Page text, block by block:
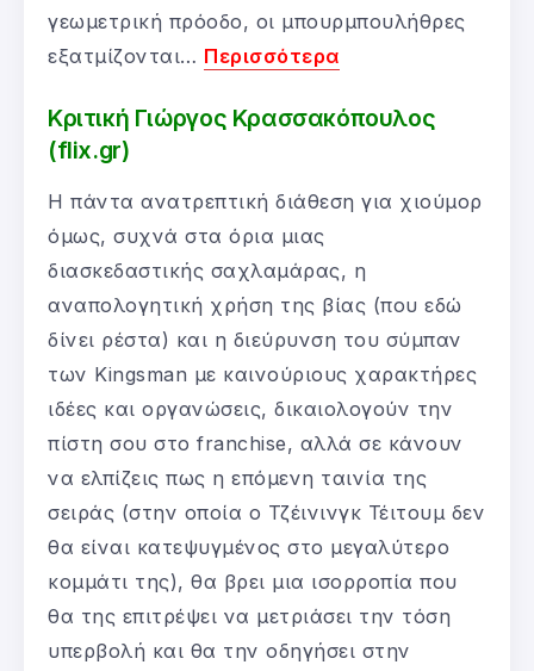
γεωμετρική πρόοδο, οι μπουρμπουλήθρες
εξατμίζονται… Περισσότερα
Κριτική Γιώργος Κρασσακόπουλος
(flix.gr)
Η πάντα ανατρεπτική διάθεση για χιούμορ
όμως, συχνά στα όρια μιας
διασκεδαστικής σαχλαμάρας, η
αναπολογητική χρήση της βίας (που εδώ
δίνει ρέστα) και η διεύρυνση του σύμπαν
των Kingsman με καινούριους χαρακτήρες
ιδέες και οργανώσεις, δικαιολογούν την
πίστη σου στο franchise, αλλά σε κάνουν
να ελπίζεις πως η επόμενη ταινία της
σειράς (στην οποία ο Τζέινινγκ Τέιτουμ δεν
θα είναι κατεψυγμένος στο μεγαλύτερο
κομμάτι της), θα βρει μια ισορροπία που
θα της επιτρέψει να μετριάσει την τόση
υπερβολή και θα την οδηγήσει στην